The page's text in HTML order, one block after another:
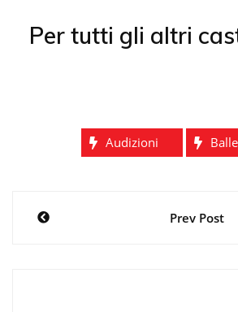
Per tutti gli altri
Audizioni
NavigazionePrev Post